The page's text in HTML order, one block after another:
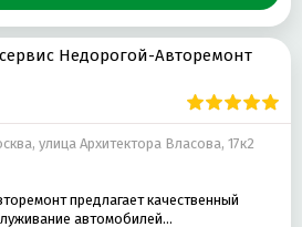
Недорогой-Авторемонт
улица Архитектора Власова, 17к2
предлагает качественный
автомобилей…